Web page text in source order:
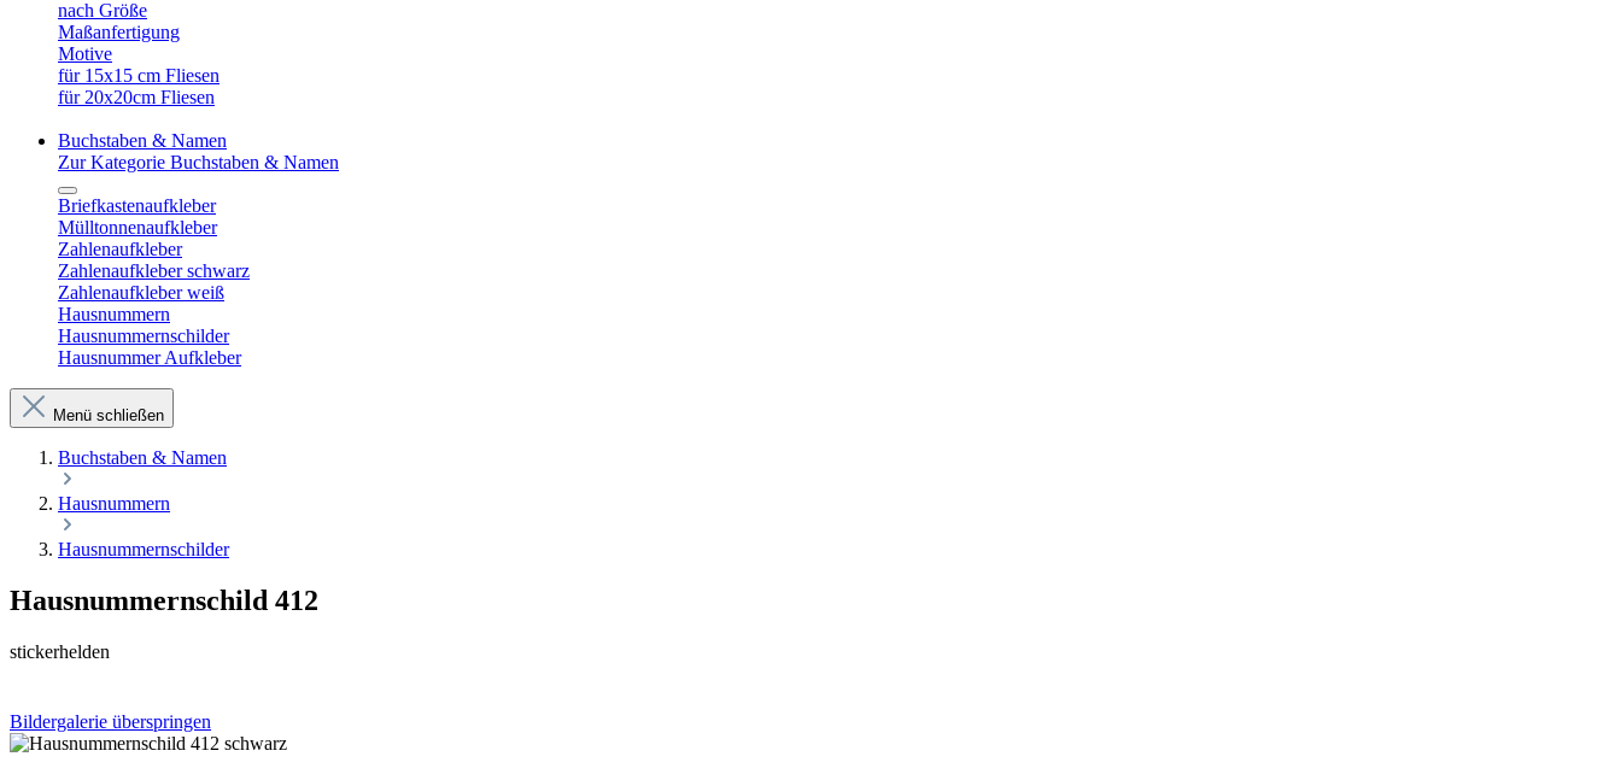
nach Größe
Maßanfertigung
Motive
für 15x15 cm Fliesen
für 20x20cm Fliesen
Buchstaben & Namen
Zur Kategorie Buchstaben & Namen
Briefkastenaufkleber
Mülltonnenaufkleber
Zahlenaufkleber
Zahlenaufkleber schwarz
Zahlenaufkleber weiß
Hausnummern
Hausnummernschilder
Hausnummer Aufkleber
Menü schließen
Buchstaben & Namen
Hausnummern
Hausnummernschilder
Hausnummernschild 412
stickerhelden
Bildergalerie überspringen